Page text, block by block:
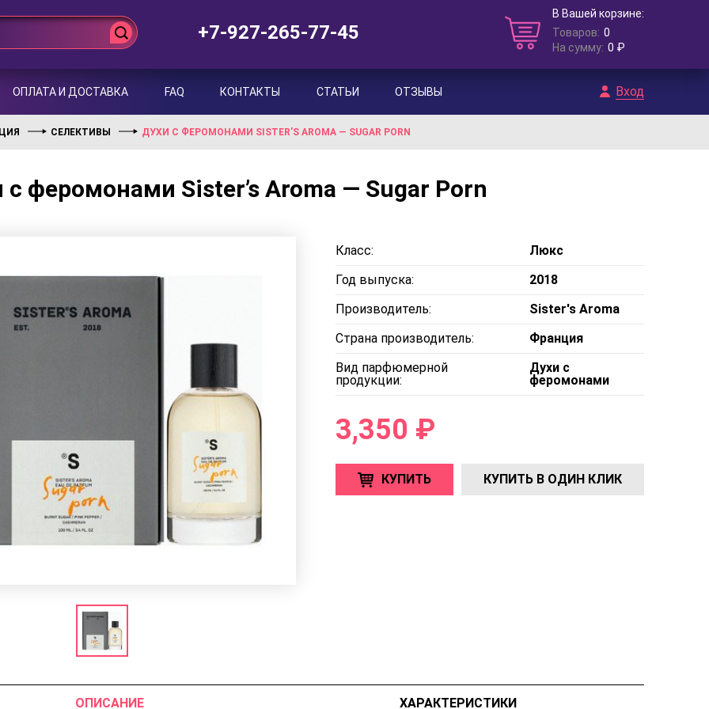
+7-927-265-77-45
В Вашей корзине:
Товаров: 0
На сумму: 0 ₽
ОПЛАТА И ДОСТАВКА FAQ КОНТАКТЫ СТАТЬИ ОТЗЫВЫ Вход
СЕЛЕКТИВЫ ДУХИ С ФЕРОМОНАМИ SISTER’S AROMA — SUGAR PORN
с феромонами Sister’s Aroma — Sugar Porn
Класс:
Люкс
Год выпуска:
2018
Производитель:
Sister's Aroma
Страна производитель:
Франция
Вид парфюмерной
продукции:
Духи с
феромонами
3,350 ₽
КУПИТЬ КУПИТЬ В ОДИН КЛИК
ОПИСАНИЕ ХАРАКТЕРИСТИКИ